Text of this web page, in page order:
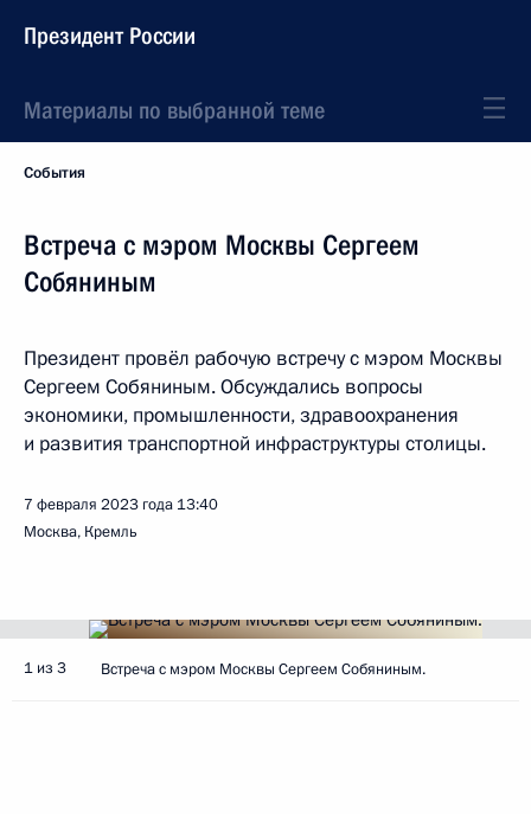
Президент России
Материалы по выбранной теме
События
Встреча с мэром Москвы Сергеем
Собяниным
Президент провёл рабочую встречу с мэром Москвы
Сергеем Собяниным. Обсуждались вопросы
экономики, промышленности, здравоохранения
и развития транспортной инфраструктуры столицы.
7 февраля 2023 года 13:40
Москва, Кремль
1 из 3 Встреча с мэром Москвы Сергеем Собяниным.